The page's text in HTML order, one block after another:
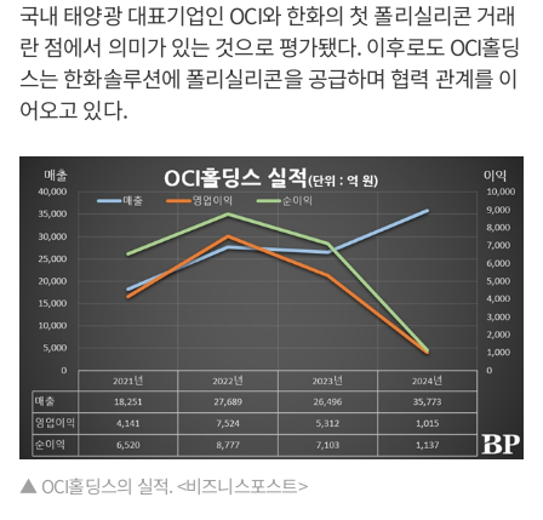
국내 태양광 대표기업인 OCI와 한화의 첫 폴리실리콘 거래
란 점에서 의미가 있는 것으로 평가됐다. 이후로도 OCI홀딩
스는 한화솔루션에 폴리실리콘을 공급하며 협력 관계를 이
어오고 있다.
▲ OCI홀딩스의 실적. <비즈니스포스트>